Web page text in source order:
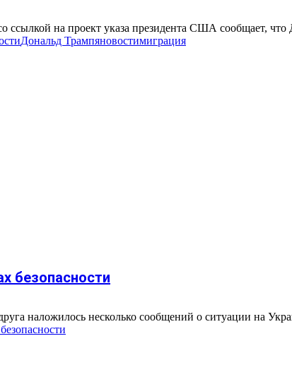
ссылкой на проект указа президента США сообщает,
Дональд Трампяновостимиграция
безопасности
наложилось несколько сообщений о ситуации на